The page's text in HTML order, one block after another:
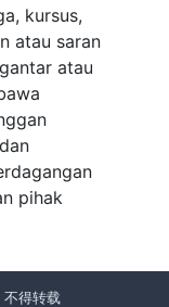
kursus,
atau saran
atau
pihak
得转载